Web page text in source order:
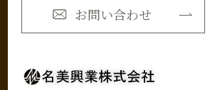
お問い合わせ